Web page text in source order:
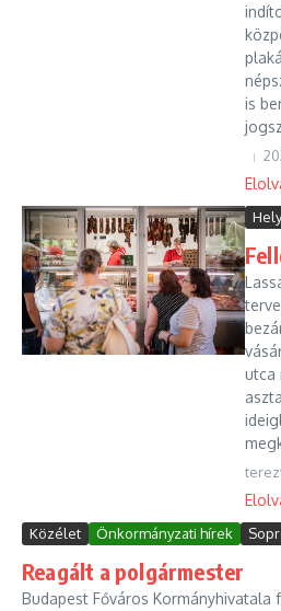
is
utca
Közélet Önkormányzati hírek
Reagált a polgármester
Budapest Főváros